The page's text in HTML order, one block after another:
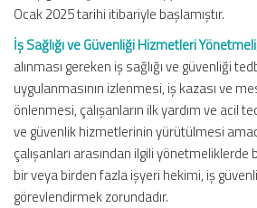
Ocak 2025 tarihi itibariyle başlamıştır.
İş Sağlığı ve Güvenliği Hizmetleri
alınması gereken iş sağlığı ve güvenliği
uygulanmasının izlenmesi, iş kazası ve
önlenmesi, çalışanların ilk yardım ve acil
ve güvenlik hizmetlerinin yürütülmesi
çalışanları arasından ilgili
bir veya birden fazla işyeri hekimi, iş
görevlendirmek zorundadır.